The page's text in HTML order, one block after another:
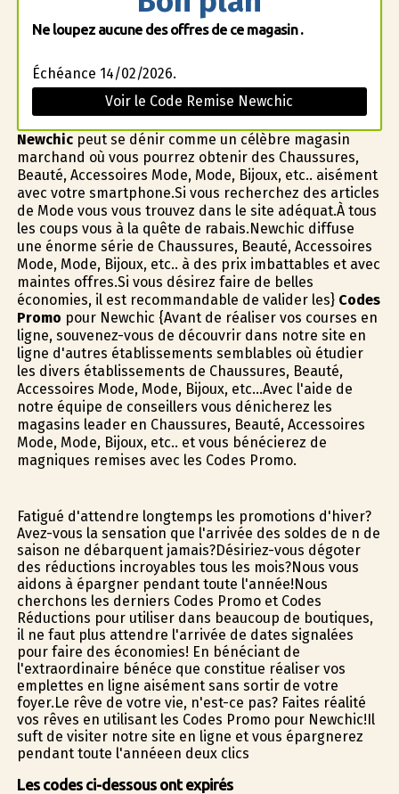
Ne loupez aucune des offres de ce magasin .
Échéance 14/02/2026.
Voir le Code Remise Newchic
Newchicpeut se définir comme un célèbre magasin
marchand où vous pourrez obtenir des Chaussures,
Beauté, Accessoires Mode, Mode, Bijoux, etc.. aisément
avec votre smartphone.Si vous recherchez des articles
de Mode vous vous trouvez dans le site adéquat.À tous
les coups vous à la quête de rabais.Newchic diffuse
une énorme série de Chaussures, Beauté, Accessoires
Mode, Mode, Bijoux, etc.. à des prix imbattables et avec
maintes offres.Si vous désirez faire de belles
économies, il est recommandable de valider les} Codes
Promo pour Newchic {Avant de réaliser vos courses en
ligne, souvenez-vous de découvrir dans notre site en
ligne d'autres établissements semblables où étudier
les divers établissements de Chaussures, Beauté,
Accessoires Mode, Mode, Bijoux, etc...Avec l'aide de
notre équipe de conseillers vous dénicherez les
magasins leader en Chaussures, Beauté, Accessoires
Mode, Mode, Bijoux, etc.. et vous bénéficierez de
magnifiques remises avec les Codes Promo.
Fatigué d'attendre longtemps les promotions d'hiver?
Avez-vous la sensation que l'arrivée des soldes de fin de
saison ne débarquent jamais?Désiriez-vous dégoter
des réductions incroyables tous les mois?Nous vous
aidons à épargner pendant toute l'année!Nous
cherchons les derniers Codes Promo et Codes
Réductions pour utiliser dans beaucoup de boutiques,
il ne faut plus attendre l'arrivée de dates signalées
pour faire des économies! En bénéficiant de
l'extraordinaire bénéfice que constitue réaliser vos
emplettes en ligne aisément sans sortir de votre
foyer.Le rêve de votre vie, n'est-ce pas? Faites réalité
vos rêves en utilisant les Codes Promo pour Newchic!Il
suffit de visiter notre site en ligne et vous épargnerez
pendant toute l'annéeen deux clics
Les codes ci-dessous ont expirés